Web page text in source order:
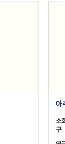
아
소
구